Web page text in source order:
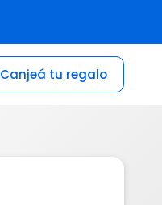
Canjeá tu regalo